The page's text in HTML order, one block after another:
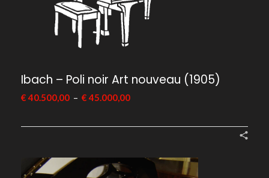
Ibach – Poli noir Art nouveau (1905)
€40.500,00 – €45.000,00